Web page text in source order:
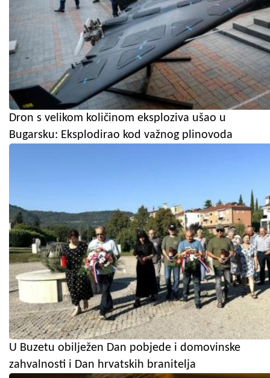
Dron s velikom količinom eksploziva ušao u
Bugarsku: Eksplodirao kod važnog plinovoda
U Buzetu obilježen Dan pobjede i domovinske
zahvalnosti i Dan hrvatskih branitelja